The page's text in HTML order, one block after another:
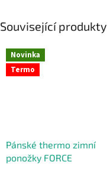
Související produkty
Novinka
Termo
Pánské thermo zimní
ponožky FORCE